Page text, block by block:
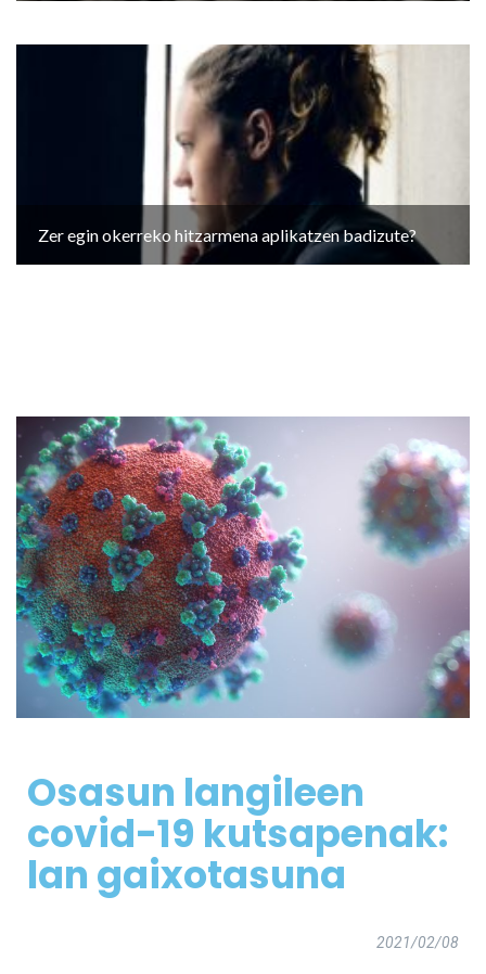
Zer egin okerreko hitzarmena aplikatzen badizute?
Osasun langileen
covid-19 kutsapenak:
lan gaixotasuna
2021/02/08